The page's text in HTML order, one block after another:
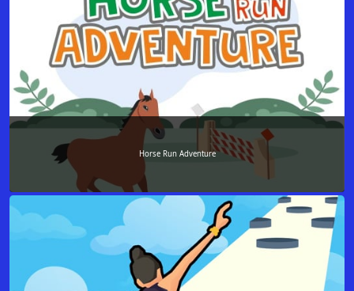
Horse Run Adventure